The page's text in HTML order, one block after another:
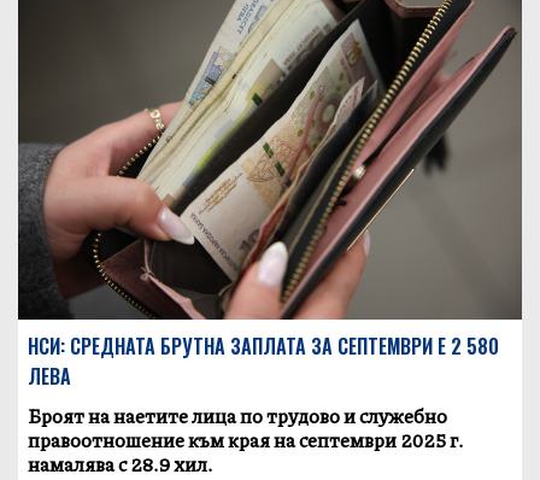
НСИ: СРЕДНАТА БРУТНА ЗАПЛАТА ЗА СЕПТЕМВРИ Е 2 580
ЛЕВА
Броят на наетите лица по трудово и служебно
правоотношение към края на септември 2025 г.
намалява с 28.9 хил.